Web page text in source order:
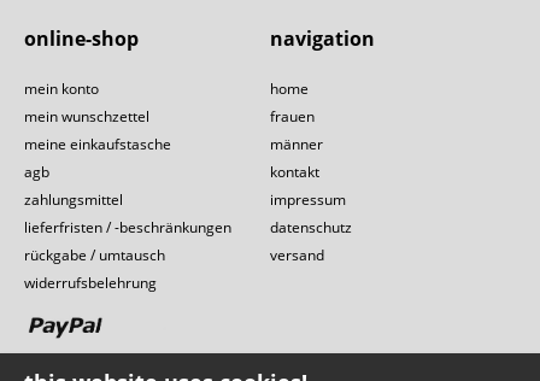
navigation
home
frauen
männer
kontakt
impressum
datenschutz
versand
online-shop
mein konto
mein wunschzettel
meine einkaufstasche
agb
zahlungsmittel
lieferfristen / -beschränkungen
rückgabe / umtausch
widerrufsbelehrung